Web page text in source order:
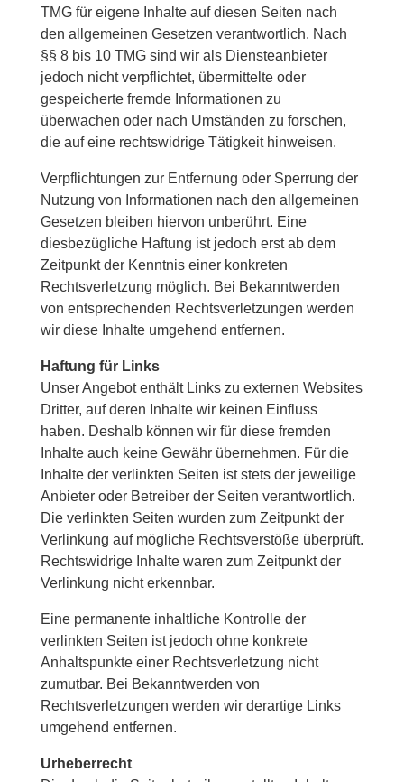
TMG für eigene Inhalte auf diesen Seiten nach
den allgemeinen Gesetzen verantwortlich. Nach
§§ 8 bis 10 TMG sind wir als Diensteanbieter
jedoch nicht verpflichtet, übermittelte oder
gespeicherte fremde Informationen zu
überwachen oder nach Umständen zu forschen,
die auf eine rechtswidrige Tätigkeit hinweisen.
Verpflichtungen zur Entfernung oder Sperrung der
Nutzung von Informationen nach den allgemeinen
Gesetzen bleiben hiervon unberührt. Eine
diesbezügliche Haftung ist jedoch erst ab dem
Zeitpunkt der Kenntnis einer konkreten
Rechtsverletzung möglich. Bei Bekanntwerden
von entsprechenden Rechtsverletzungen werden
wir diese Inhalte umgehend entfernen.
Haftung für Links
Unser Angebot enthält Links zu externen Websites
Dritter, auf deren Inhalte wir keinen Einfluss
haben. Deshalb können wir für diese fremden
Inhalte auch keine Gewähr übernehmen. Für die
Inhalte der verlinkten Seiten ist stets der jeweilige
Anbieter oder Betreiber der Seiten verantwortlich.
Die verlinkten Seiten wurden zum Zeitpunkt der
Verlinkung auf mögliche Rechtsverstöße überprüft.
Rechtswidrige Inhalte waren zum Zeitpunkt der
Verlinkung nicht erkennbar.
Eine permanente inhaltliche Kontrolle der
verlinkten Seiten ist jedoch ohne konkrete
Anhaltspunkte einer Rechtsverletzung nicht
zumutbar. Bei Bekanntwerden von
Rechtsverletzungen werden wir derartige Links
umgehend entfernen.
Urheberrecht